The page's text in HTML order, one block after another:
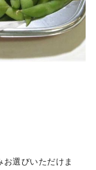
選びいただけま